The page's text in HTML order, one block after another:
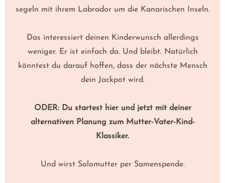
segeln mit ihrem Labrador um die Kanarischen Inseln.
Das interessiert deinen Kinderwunsch allerdings
weniger. Er ist einfach da. Und bleibt. Natürlich
könntest du darauf hoffen, dass der nächste Mensch
dein Jackpot wird.
ODER: Du startest hier und jetzt mit deiner
alternativen Planung zum Mutter-Vater-Kind-
Klassiker.
Und wirst Solomutter per Samenspende.